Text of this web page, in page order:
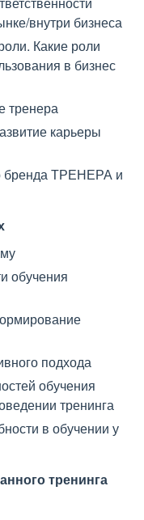
внутри бизнеса
Какие роли
в бизнес
тренера
карьеры
бренда ТРЕНЕРА и
обучения
подхода
обучения
тренинга
в обучении у
тренинга